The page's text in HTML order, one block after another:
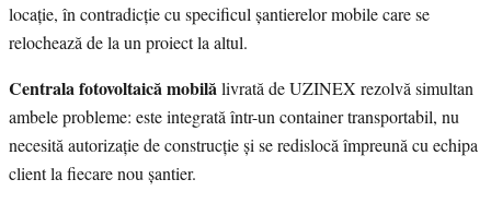
locație, în contradicție cu specificul șantierelor mobile care se
relochează de la un proiect la altul.
Centrala fotovoltaică mobilă livrată de UZINEX rezolvă simultan
ambele probleme: este integrată într-un container transportabil, nu
necesită autorizație de construcție și se redislocă împreună cu echipa
client la fiecare nou șantier.